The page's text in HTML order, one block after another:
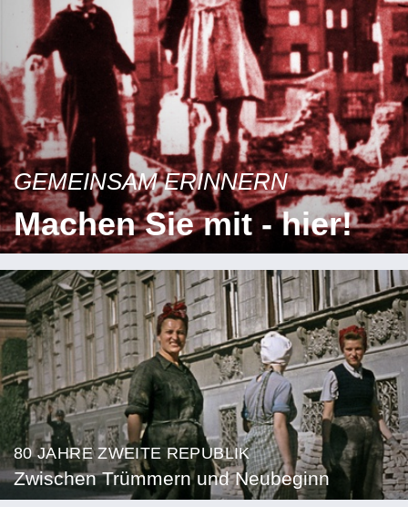
GEMEINSAM ERINNERN
Machen Sie mit - hier!
80 JAHRE ZWEITE REPUBLIK
Zwischen Trümmern und Neubeginn